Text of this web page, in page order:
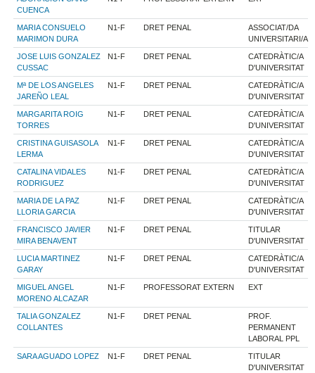
CUENCA
MARIA CONSUELO
MARIMON DURA
N1-F DRET PENAL
ASSOCIAT/DA
UNIVERSITARI/A
JOSE LUIS GONZALEZ
CUSSAC
N1-F DRET PENAL
CATEDRÀTIC/A
D'UNIVERSITAT
Mª DE LOS ANGELES
JAREÑO LEAL
N1-F DRET PENAL
CATEDRÀTIC/A
D'UNIVERSITAT
MARGARITA ROIG
TORRES
N1-F DRET PENAL
CATEDRÀTIC/A
D'UNIVERSITAT
CRISTINA GUISASOLA
LERMA
N1-F DRET PENAL
CATEDRÀTIC/A
D'UNIVERSITAT
CATALINA VIDALES
RODRIGUEZ
N1-F DRET PENAL
CATEDRÀTIC/A
D'UNIVERSITAT
MARIA DE LA PAZ
LLORIA GARCIA
N1-F DRET PENAL
CATEDRÀTIC/A
D'UNIVERSITAT
FRANCISCO JAVIER
MIRA BENAVENT
N1-F DRET PENAL
TITULAR
D'UNIVERSITAT
LUCIA MARTINEZ
GARAY
N1-F DRET PENAL
CATEDRÀTIC/A
D'UNIVERSITAT
MIGUEL ANGEL
MORENO ALCAZAR
N1-F PROFESSORAT EXTERN EXT
TALIA GONZALEZ
COLLANTES
N1-F DRET PENAL
PROF.
PERMANENT
LABORAL PPL
SARA AGUADO LOPEZ N1-F DRET PENAL
TITULAR
D'UNIVERSITAT